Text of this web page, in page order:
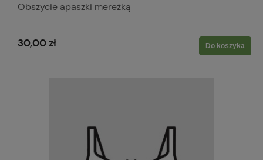
Obszycie apaszki mereżką
30,00 zł Do koszyka